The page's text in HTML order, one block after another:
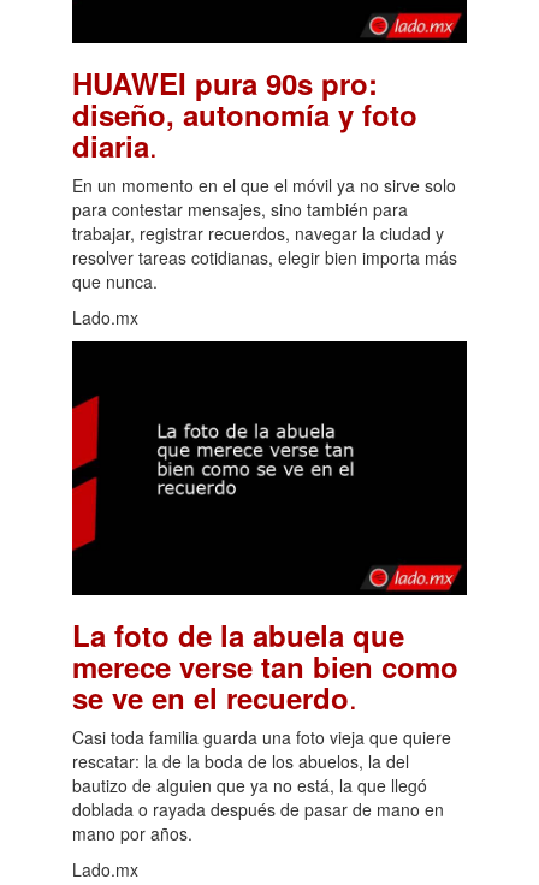
HUAWEI pura 90s pro:
diseño, autonomía y foto
diaria.
En un momento en el que el móvil ya no sirve solo
para contestar mensajes, sino también para
trabajar, registrar recuerdos, navegar la ciudad y
resolver tareas cotidianas, elegir bien importa más
que nunca.
Lado.mx
La foto de la abuela que
merece verse tan bien como
se ve en el recuerdo.
Casi toda familia guarda una foto vieja que quiere
rescatar: la de la boda de los abuelos, la del
bautizo de alguien que ya no está, la que llegó
doblada o rayada después de pasar de mano en
mano por años.
Lado.mx